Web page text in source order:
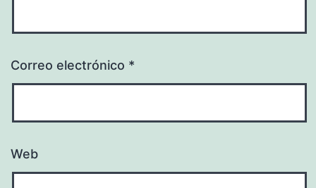
Correo electrónico *
Web